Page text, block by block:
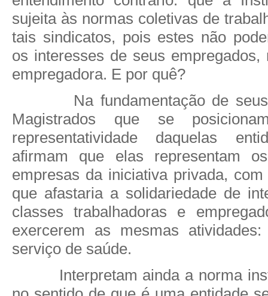
sujeita às normas coletivas de
tais sindicatos, pois estes não
os interesses de seus empregados,
empregadora. E por quê?
Na fundamentação de
Magistrados que se
representatividade daquelas
afirmam que elas representam
empresas da iniciativa privada,
que afastaria a solidariedade de
classes trabalhadoras e
exercerem as mesmas
serviço de saúde.
Interpretam ainda a norma